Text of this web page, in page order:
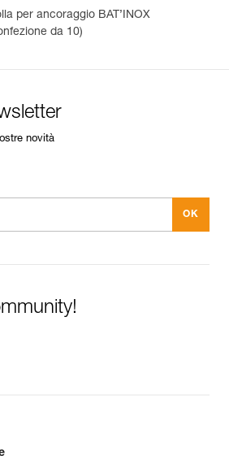
i tuoi DPI
i dati dei tuoi DPI esistenti.
di un prodotto dalla sua data di
per ancoraggio BAT’INOX
da 10)
novità